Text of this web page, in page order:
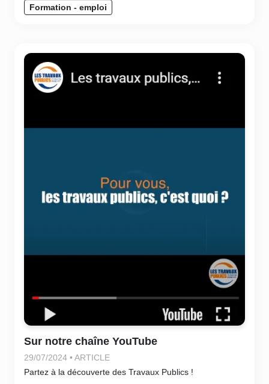
Formation - emploi
Sur notre chaîne YouTube
29/07/2024 • ARTICLE
Partez à la découverte des Travaux Publics !